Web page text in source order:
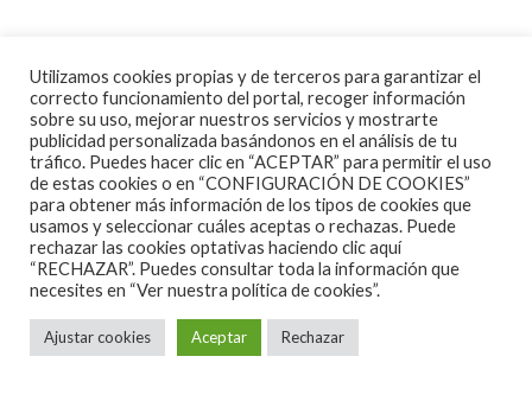
Utilizamos cookies propias y de terceros para garantizar el
correcto funcionamiento del portal, recoger información
sobre su uso, mejorar nuestros servicios y mostrarte
publicidad personalizada basándonos en el análisis de tu
tráfico. Puedes hacer clic en “ACEPTAR” para permitir el uso
de estas cookies o en “CONFIGURACIÓN DE COOKIES”
para obtener más información de los tipos de cookies que
usamos y seleccionar cuáles aceptas o rechazas. Puede
rechazar las cookies optativas haciendo clic aquí
“RECHAZAR”. Puedes consultar toda la información que
necesites en “Ver nuestra política de cookies”.
Ajustar cookies Aceptar Rechazar